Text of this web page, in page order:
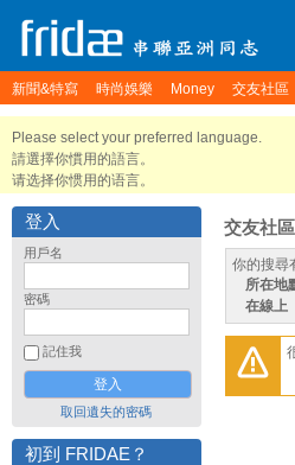
新聞&特寫 時尚娛樂 Money 交友社區
Please select your preferred language.
請選擇你慣用的語言。
请选择你惯用的语言。
登入
用戶名
密碼
記住我
取回遺失的密碼
初到 FRIDAE？
交友社
你的搜尋
所在地
在線上